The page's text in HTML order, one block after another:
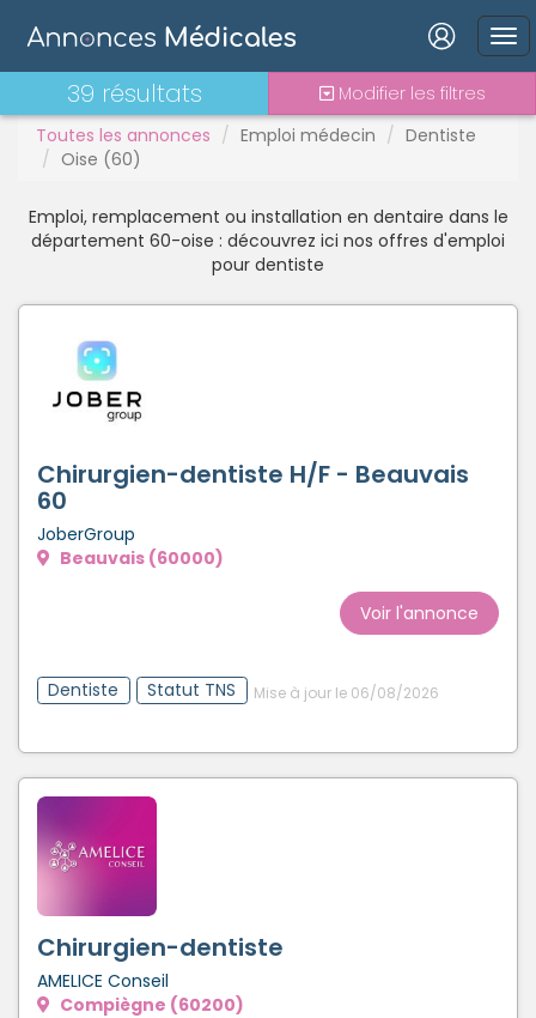
Connexion
Mot de passe oublié ?
Toutes les annonces Emploi médecin
Dentiste
Oise (60)
39 résultats Modifier les filtres
Mutation
PAC
PH
Praticien contractuel
Stages - alternance
Vacations
Emploi, remplacement ou installation en dentaire dans le
département 60-oise : découvrez ici nos offres d'emploi
pour dentiste
Chirurgien-dentiste H/F - Beauvais
60
JoberGroup
Beauvais (60000)
Voir l'annonce
Dentiste Statut TNS Mise à jour le 06/08/2026
Chirurgien-dentiste
AMELICE Conseil
Compiègne (60200)